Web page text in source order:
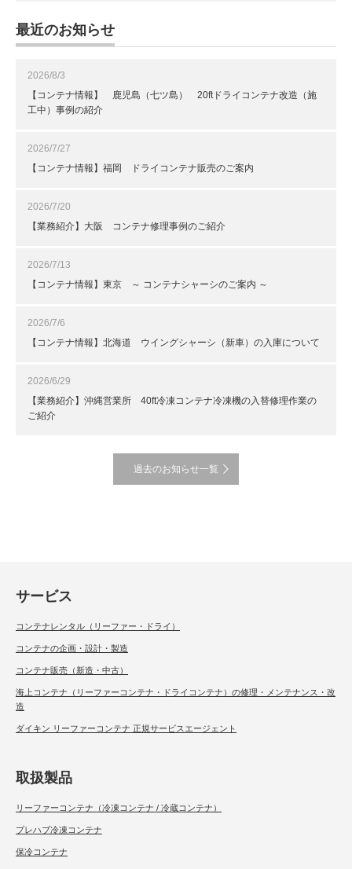
最近のお知らせ
2026/8/3
【コンテナ情報】 鹿児島（七ツ島） 20ftドライコンテナ改造（施
工中）事例の紹介
2026/7/27
【コンテナ情報】福岡 ドライコンテナ販売のご案内
2026/7/20
【業務紹介】大阪 コンテナ修理事例のご紹介
2026/7/13
【コンテナ情報】東京 ～ コンテナシャーシのご案内 ～
2026/7/6
【コンテナ情報】北海道 ウイングシャーシ（新車）の入庫について
2026/6/29
【業務紹介】沖縄営業所 40ft冷凍コンテナ冷凍機の入替修理作業の
ご紹介
過去のお知らせ一覧
サービス
コンテナレンタル（リーファー・ドライ）
コンテナの企画・設計・製造
コンテナ販売（新造・中古）
海上コンテナ（リーファーコンテナ・ドライコンテナ）の修理・メンテナンス・改
造
ダイキン リーファーコンテナ 正規サービスエージェント
取扱製品
リーファーコンテナ（冷凍コンテナ / 冷蔵コンテナ）
プレハブ冷凍コンテナ
保冷コンテナ